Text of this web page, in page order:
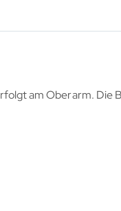
am Oberarm. Die